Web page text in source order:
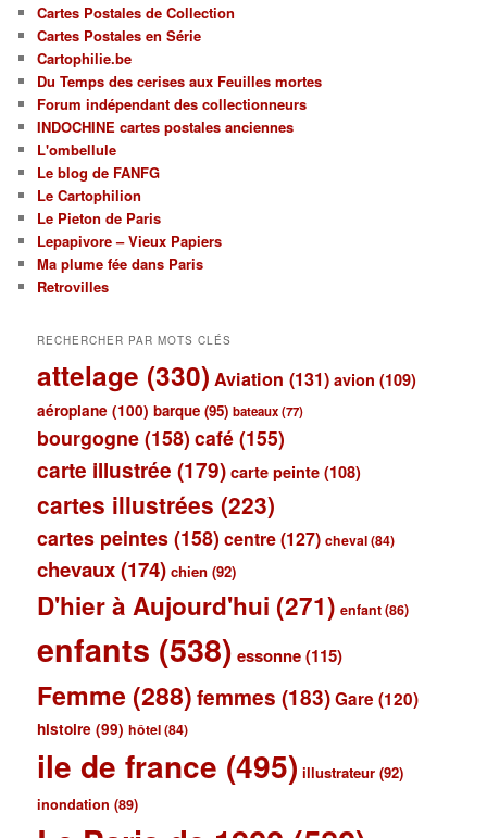
Cartes Postales de Collection
Cartes Postales en Série
Cartophilie.be
Du Temps des cerises aux Feuilles mortes
Forum indépendant des collectionneurs
INDOCHINE cartes postales anciennes
L'ombellule
Le blog de FANFG
Le Cartophilion
Le Pieton de Paris
Lepapivore – Vieux Papiers
Ma plume fée dans Paris
Retrovilles
RECHERCHER PAR MOTS CLÉS
attelage (330) Aviation (131) avion (109)
aéroplane (100) barque (95) bateaux(77)
bourgogne (158) café (155)
carte illustrée (179) carte peinte (108)
cartes illustrées (223)
cartes peintes (158) centre(127) cheval(84)
chevaux(174) chien (92)
D'hier à Aujourd'hui (271) enfant(86)
enfants (538) essonne(115)
Femme (288)femmes (183)Gare (120)
histoire (99) hôtel(84)
ile de france (495) illustrateur (92)
inondation (89)